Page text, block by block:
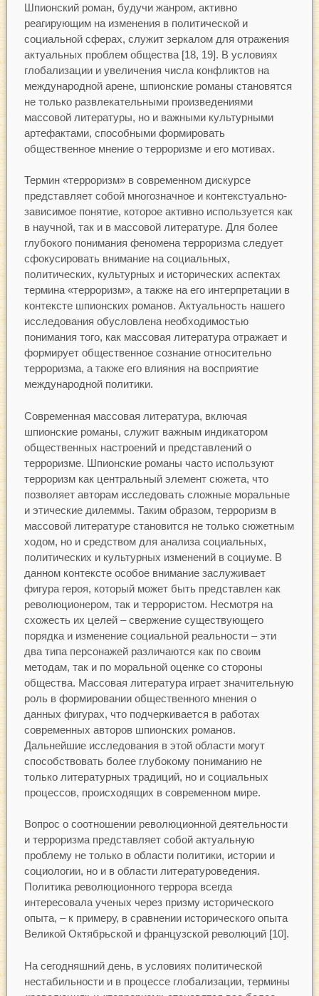
Шпионский роман, будучи жанром, активно
реагирующим на изменения в политической и
социальной сферах, служит зеркалом для отражения
актуальных проблем общества [18, 19]. В условиях
глобализации и увеличения числа конфликтов на
международной арене, шпионские романы становятся
не только развлекательными произведениями
массовой литературы, но и важными культурными
артефактами, способными формировать
общественное мнение о терроризме и его мотивах.
Термин «терроризм» в современном дискурсе
представляет собой многозначное и контекстуально-
зависимое понятие, которое активно используется как
в научной, так и в массовой литературе. Для более
глубокого понимания феномена терроризма следует
сфокусировать внимание на социальных,
политических, культурных и исторических аспектах
термина «терроризм», а также на его интерпретации в
контексте шпионских романов. Актуальность нашего
исследования обусловлена необходимостью
понимания того, как массовая литература отражает и
формирует общественное сознание относительно
терроризма, а также его влияния на восприятие
международной политики.
Современная массовая литература, включая
шпионские романы, служит важным индикатором
общественных настроений и представлений о
терроризме. Шпионские романы часто используют
терроризм как центральный элемент сюжета, что
позволяет авторам исследовать сложные моральные
и этические дилеммы. Таким образом, терроризм в
массовой литературе становится не только сюжетным
ходом, но и средством для анализа социальных,
политических и культурных изменений в социуме. В
данном контексте особое внимание заслуживает
фигура героя, который может быть представлен как
революционером, так и террористом. Несмотря на
схожесть их целей – свержение существующего
порядка и изменение социальной реальности – эти
два типа персонажей различаются как по своим
методам, так и по моральной оценке со стороны
общества. Массовая литература играет значительную
роль в формировании общественного мнения о
данных фигурах, что подчеркивается в работах
современных авторов шпионских романов.
Дальнейшие исследования в этой области могут
способствовать более глубокому пониманию не
только литературных традиций, но и социальных
процессов, происходящих в современном мире.
Вопрос о соотношении революционной деятельности
и терроризма представляет собой актуальную
проблему не только в области политики, истории и
социологии, но и в области литературоведения.
Политика революционного террора всегда
интересовала ученых через призму исторического
опыта, – к примеру, в сравнении исторического опыта
Великой Октябрьской и французской революций [10].
На сегодняшний день, в условиях политической
нестабильности и в процессе глобализации, термины